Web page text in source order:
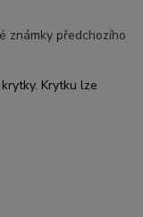
známky předchozího
Krytku lze